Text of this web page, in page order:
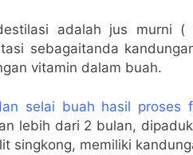
adalah jus murni
sebagaitanda
vitamin dalam buah.
selai buah hasil proses
lebih dari 2 bulan,
singkong, memiliki